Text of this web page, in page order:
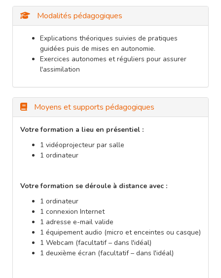
Modalités pédagogiques
Explications théoriques suivies de pratiques
guidées puis de mises en autonomie.
Exercices autonomes et réguliers pour assurer
l'assimilation
Moyens et supports pédagogiques
Votre formation a lieu en présentiel :
1 vidéoprojecteur par salle
1 ordinateur
Votre formation se déroule à distance avec :
1 ordinateur
1 connexion Internet
1 adresse e-mail valide
1 équipement audio (micro et enceintes ou casque)
1 Webcam (facultatif – dans l'idéal)
1 deuxième écran (facultatif – dans l'idéal)